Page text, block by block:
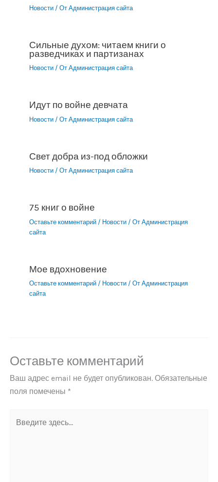
Новости / От Администрация сайта
Сильные духом: читаем книги о
разведчиках и партизанах
Новости / От Администрация сайта
Идут по войне девчата
Новости / От Администрация сайта
Свет добра из-под обложки
Новости / От Администрация сайта
75 книг о войне
Оставьте комментарий / Новости / От Администрация
сайта
Мое вдохновение
Оставьте комментарий / Новости / От Администрация
сайта
Оставьте комментарий
Ваш адрес email не будет опубликован. Обязательные
поля помечены *
здесь...